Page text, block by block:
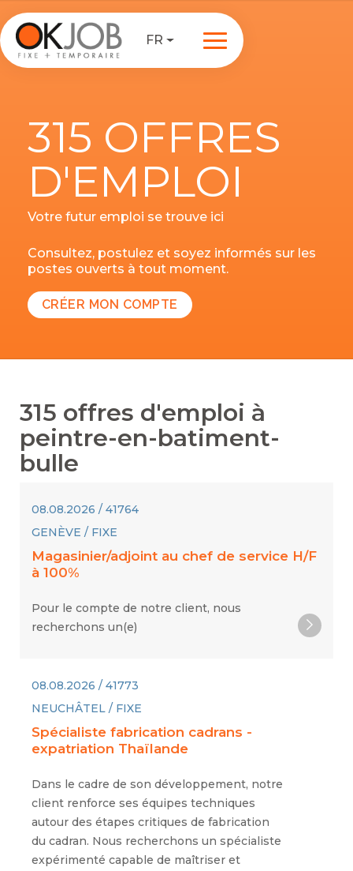
FR
315 OFFRES
D'EMPLOI
Votre futur emploi se trouve ici
Consultez, postulez et soyez informés sur les
postes ouverts à tout moment.
CRÉER MON COMPTE
315 offres d'emploi à
peintre-en-batiment-
bulle
08.08.2026 / 41764
GENÈVE / FIXE
Magasinier/adjoint au chef de service H/F
à 100%
Pour le compte de notre client, nous
recherchons un(e)
08.08.2026 / 41773
NEUCHÂTEL / FIXE
Spécialiste fabrication cadrans -
expatriation Thaïlande
Dans le cadre de son développement, notre
client renforce ses équipes techniques
autour des étapes critiques de fabrication
du cadran. Nous recherchons un spécialiste
expérimenté capable de maîtriser et